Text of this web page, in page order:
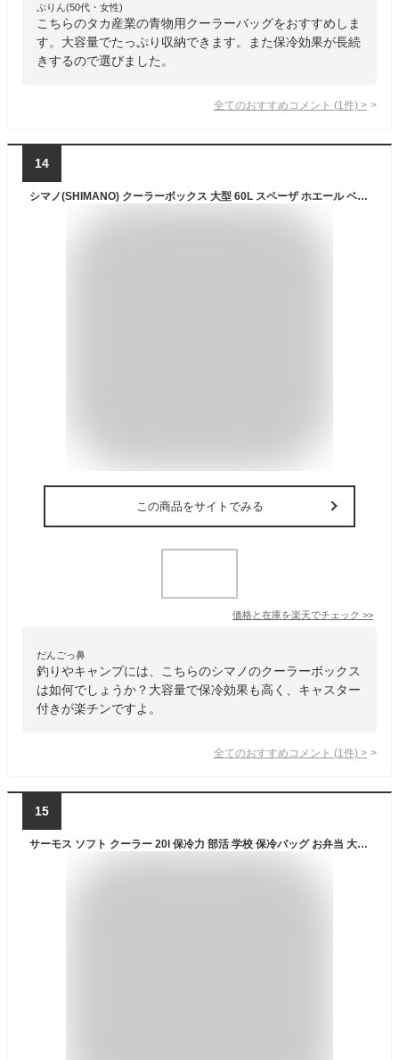
ぷりん(50代・女性)
こちらのタカ産業の青物用クーラーバッグをおすすめしま
す。大容量でたっぷり収納できます。また保冷効果が長続
きするので選びました。
全てのおすすめコメント (1 件) >
14
シマノ(SHIMANO) クーラーボックス 大型 60L スペーザ ホエール ベイシス キャスター付 600UC-060I 釣り用 ピュアホワイト
この商品をサイトでみる
価格と在庫を楽天でチェック >>
だんごっ鼻
釣りやキャンプには、こちらのシマノのクーラーボックス
は如何でしょうか？大容量で保冷効果も高く、キャスター
付きが楽チンですよ。
全てのおすすめコメント (1 件) >
15
サーモス ソフト クーラー 20l 保冷力 部活 学校 保冷バッグ お弁当 大容量 アウトドア【お取り寄せ】保冷 ソフトクーラー THERMOS RFD-0201 選べるカラー2色 サンドベージュ オールブラック